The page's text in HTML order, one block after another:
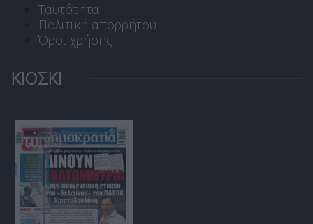
Ταυτότητα
Πολιτική απορρήτου
Όροι χρήσης
ΚΙΟΣΚΙ